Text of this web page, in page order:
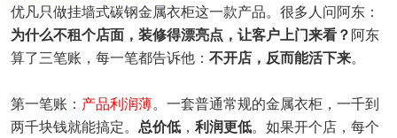
优凡只做挂墙式碳钢金属衣柜这一款产品。很多人问阿东：
为什么不租个店面，装修得漂亮点，让客户上门来看？阿东
算了三笔账，每一笔都告诉他： 不开店，反而能活下来。
第一笔账： 产品利润薄。一套普通常规的金属衣柜，一千到
两千块钱就能搞定。 总价低 ， 利润更低。如果开个店，每个